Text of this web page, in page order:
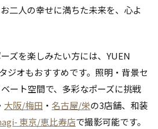
二人の幸せに満ちた未来を、心よ
ズを楽しみたい方には、YUEN
ジオもおすすめです。照明・背景セ
ート空間で、多彩なポーズに挑戦
大阪/梅田 ・ 名古屋/栄の3店舗、和装
東京/恵比寿店で撮影可能です。